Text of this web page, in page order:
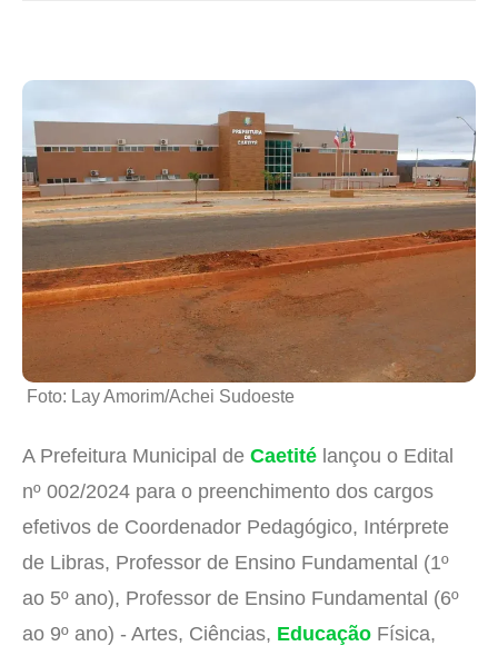
Foto: Lay Amorim/Achei Sudoeste
A Prefeitura Municipal de Caetité lançou o Edital
nº 002/2024 para o preenchimento dos cargos
efetivos de Coordenador Pedagógico, Intérprete
de Libras, Professor de Ensino Fundamental (1º
ao 5º ano), Professor de Ensino Fundamental (6º
ao 9º ano) - Artes, Ciências, Educação Física,